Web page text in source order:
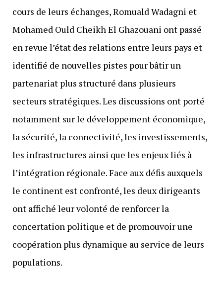
cours de leurs échanges, Romuald Wadagni et
Mohamed Ould Cheikh El Ghazouani ont passé
en revue l’état des relations entre leurs pays et
identifié de nouvelles pistes pour bâtir un
partenariat plus structuré dans plusieurs
secteurs stratégiques. Les discussions ont porté
notamment sur le développement économique,
la sécurité, la connectivité, les investissements,
les infrastructures ainsi que les enjeux liés à
l’intégration régionale. Face aux défis auxquels
le continent est confronté, les deux dirigeants
ont affiché leur volonté de renforcer la
concertation politique et de promouvoir une
coopération plus dynamique au service de leurs
populations.